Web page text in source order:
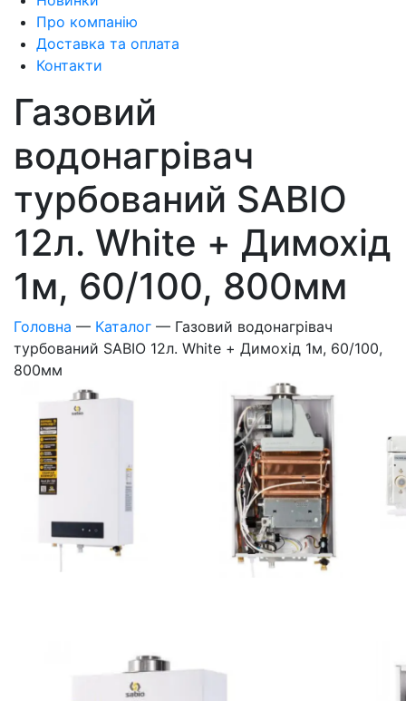
Про компанію
Доставка та оплата
Контакти
Газовий
водонагрівач
турбований SABIO
12л. White + Димохід
1м, 60/100, 800мм
Головна — Каталог — Газовий водонагрівач
турбований SABIO 12л. White + Димохід 1м, 60/100,
800мм